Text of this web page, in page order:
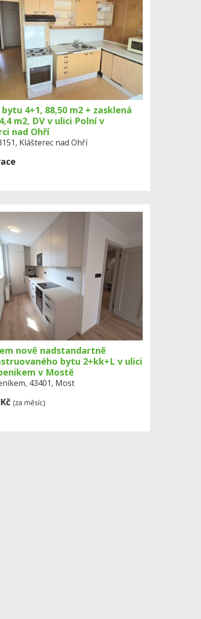
4+1, 88,50 m2 + zasklená
m2, DV v ulici Polní v
nad Ohří
Klášterec nad Ohří
nově nadstandartně
bytu 2+kk+L v ulici
v Mostě
43401, Most
(za měsíc)